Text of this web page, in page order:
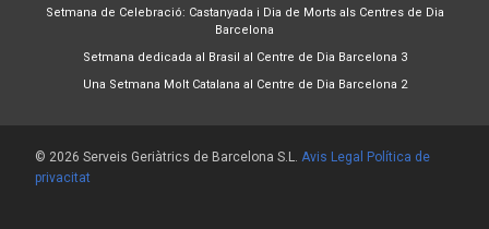
Setmana de Celebració: Castanyada i Dia de Morts als Centres de Dia
Barcelona
Setmana dedicada al Brasil al Centre de Dia Barcelona 3
Una Setmana Molt Catalana al Centre de Dia Barcelona 2
© 2026 Serveis Geriàtrics de Barcelona S.L. Avis Legal
Política de
privacitat